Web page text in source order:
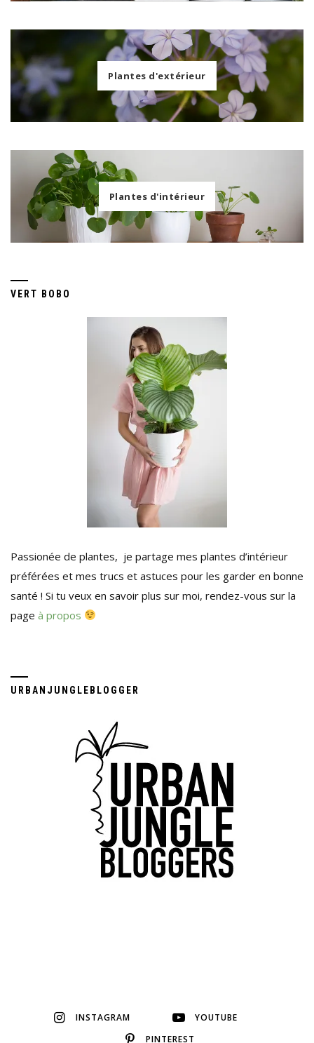
Plantes d'extérieur
Plantes d'intérieur
VERT BOBO
Passionée de plantes, je partage mes plantes d’intérieur
préférées et mes trucs et astuces pour les garder en bonne
santé ! Si tu veux en savoir plus sur moi, rendez-vous sur la
page à propos
URBANJUNGLEBLOGGER
INSTAGRAM
YOUTUBE
PINTEREST